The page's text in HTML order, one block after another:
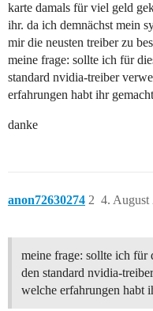
karte damals für viel geld
ihr. da ich demnächst mein
mir die neusten treiber zu
meine frage: sollte ich für
standard nvidia-treiber
erfahrungen habt ihr
danke
anon72630274 4. August
2
meine frage: sollte ich für
den standard nvidia-
welche erfahrungen habt